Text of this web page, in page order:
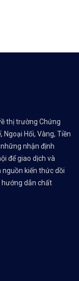
thị trường Chứng
Ngoại Hối, Vàng, Tiền
nhận định
để giao dịch và
nguồn kiến thức dồi
dẫn chất